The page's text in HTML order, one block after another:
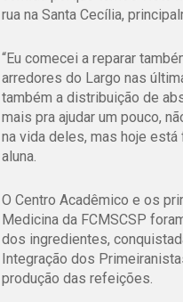
rua na Santa Cecília,
“Eu comecei a reparar
arredores do Largo nas
também a distribuição de
mais pra ajudar um pouco,
na vida deles, mas hoje
aluna.
O Centro Acadêmico e os
Medicina da FCMSCSP
dos ingredientes,
Integração dos
produção das refeições.